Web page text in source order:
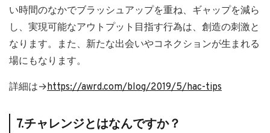
い時間のなかでブラッシュアップを重ね、ギャップを減ら
し、実現可能なアウトプット目指す行為は、創造の刺激と
なります。また、新たな出会いやコネクションが生まれる
場にもなります。
詳細は→https://awrd.com/blog/2019/5/hac-tips
7.チャレンジとはなんですか？